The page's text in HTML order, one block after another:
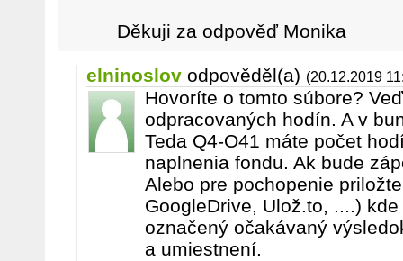
Děkuji za odpověď Monika
elninoslov odpověděl(a) (20.12.2019
Hovoríte o tomto súbore?
odpracovaných hodín. A v
Teda Q4-O41 máte počet
naplnenia fondu. Ak bude
Alebo pre pochopenie
GoogleDrive, Ulož.to, ....)
označený očakávaný
a umiestnení.